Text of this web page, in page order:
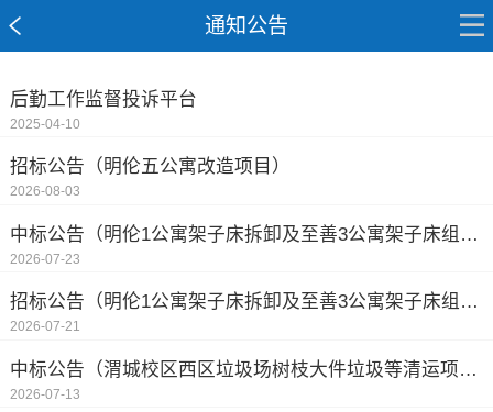
通知公告
后勤工作监督投诉平台
2025-04-10
招标公告（明伦五公寓改造项目）
2026-08-03
中标公告（明伦1公寓架子床拆卸及至善3公寓架子床组装项目）
2026-07-23
招标公告（明伦1公寓架子床拆卸及至善3公寓架子床组装项目）
2026-07-21
中标公告（渭城校区西区垃圾场树枝大件垃圾等清运项目）
2026-07-13